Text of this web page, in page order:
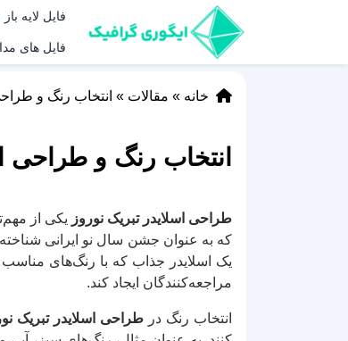
فایل لایه باز
فایل های
خانه » مقالات » انتخاب رنگ و
انتخاب رنگ و طراحی
طراحی اسلایدر تبریک نوروز یکی از
که به عنوان جشن سال نو ایرانی
یک اسلایدر جذاب که با رنگ‌های
مراجعه‌کنندگان ایجاد کند.
انتخاب رنگ در طراحی اسلایدر تبریک